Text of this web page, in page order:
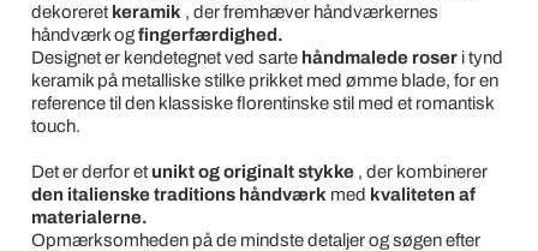
dekoreret keramik , der fremhæver håndværkernes
håndværk ogfingerfærdighed.
Designet er kendetegnet ved sarte håndmalede roseri tynd
keramik på metalliske stilke prikket med ømme blade, for en
reference til den klassiske florentinske stil med et romantisk
touch.
Det er derfor et unikt og originalt stykke, der kombinerer
den italienske traditions håndværk med kvaliteten af
materialerne.
Opmærksomheden på de mindste detaljer og søgen efter